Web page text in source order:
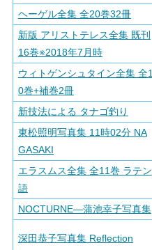
ヘーゲル全集 全20巻32冊
新版 アリストテレス全集 既刊
16巻※2018年7月時
ウィトゲンシュタイン全集 全1
0巻+補巻2冊
新技法による タナゴ釣り
東松照明写真集 11時02分 NA
GASAKI
エラスムス全集 全11巻 ラテン
語
NOCTURNE―蒲池幸子写真集
深田恭子写真集 Reflection